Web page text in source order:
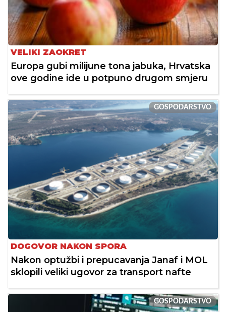
VELIKI ZAOKRET
Europa gubi milijune tona jabuka, Hrvatska
ove godine ide u potpuno drugom smjeru
GOSPODARSTVO
DOGOVOR NAKON SPORA
Nakon optužbi i prepucavanja Janaf i MOL
sklopili veliki ugovor za transport nafte
GOSPODARSTVO